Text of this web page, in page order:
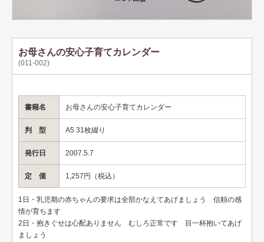
日向真
小林 牧牛
八幡和郎
佐々木 正美
西端 春枝
お母さんの安心子育てカレンダー
(011-002)
書籍名 お母さんの安心子育てカレンダー
判 型 A5 31枚綴り
発行日 2007.5.7
定 価 1,257円（税込）
1日・乳児期の赤ちゃんの要求は全部かなえてあげましょう 信頼の感
情が育ちます
2日・抱きぐせは心配ありません むしろ正常です 目一杯抱いてあげ
ましょう